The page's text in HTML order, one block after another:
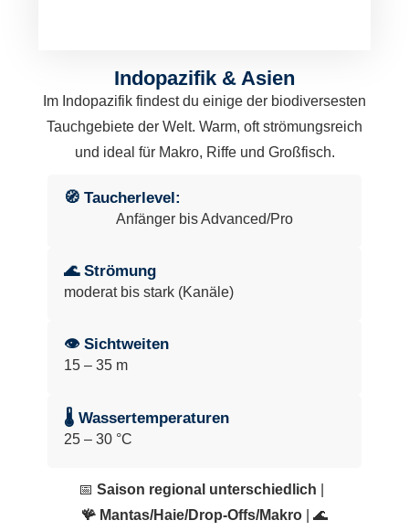
Indopazifik & Asien
Im Indopazifik findest du einige der biodiversesten
Tauchgebiete der Welt. Warm, oft strömungsreich
und ideal für Makro, Riffe und Großfisch.
🧭 Taucherlevel:
Anfänger bis Advanced/Pro
🌊 Strömung
moderat bis stark (Kanäle)
👁 Sichtweiten
15 – 35 m
🌡 Wassertemperaturen
25 – 30 °C
📅 Saison regional unterschiedlich
🪸 Mantas/Haie/Drop-Offs/Makro | 🌊